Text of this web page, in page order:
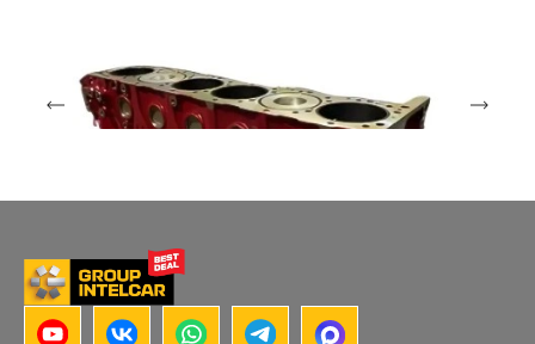
Аксиально-поршневой насос
Bosch Rexroth